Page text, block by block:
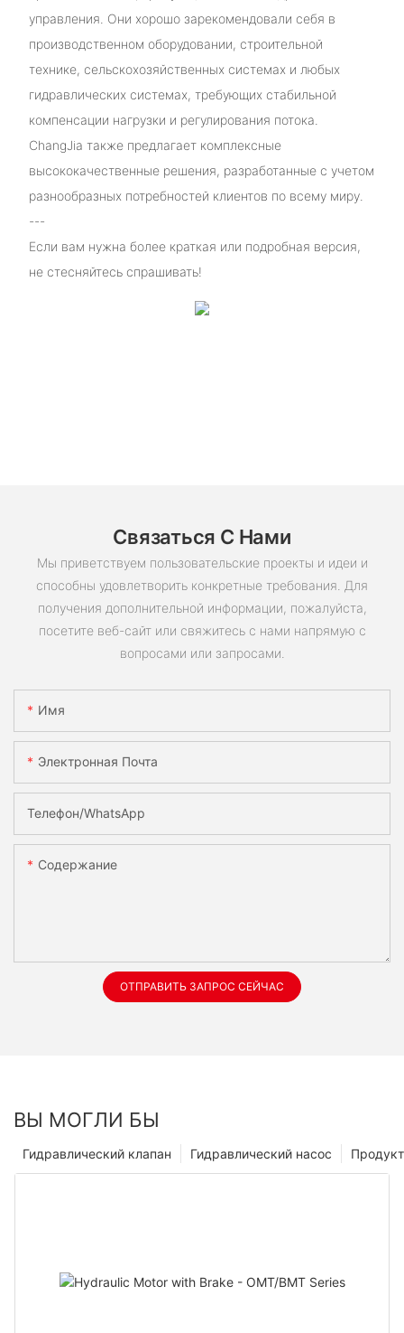
управления. Они хорошо зарекомендовали себя в
производственном оборудовании, строительной
технике, сельскохозяйственных системах и любых
гидравлических системах, требующих стабильной
компенсации нагрузки и регулирования потока.
ChangJia также предлагает комплексные
высококачественные решения, разработанные с учетом
разнообразных потребностей клиентов по всему миру.
---
Если вам нужна более краткая или подробная версия,
не стесняйтесь спрашивать!
Связаться С Нами
Мы приветствуем пользовательские проекты и идеи и
способны удовлетворить конкретные требования. Для
получения дополнительной информации, пожалуйста,
посетите веб-сайт или свяжитесь с нами напрямую с
вопросами или запросами.
Имя
Электронная Почта
Телефон/WhatsApp
Содержание
ОТПРАВИТЬ ЗАПРОС СЕЙЧАС
ВЫ МОГЛИ БЫ
Гидравлический насос
Гидравлический клапан